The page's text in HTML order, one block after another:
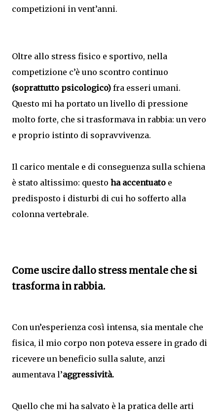
competizioni in vent’anni.
Oltre allo stress fisico e sportivo, nella
competizione c’è uno scontro continuo
(soprattutto psicologico) fra esseri umani.
Questo mi ha portato un livello di pressione
molto forte, che si trasformava in rabbia: un vero
e proprio istinto di sopravvivenza.
Il carico mentale e di conseguenza sulla schiena
è stato altissimo: questo ha accentuato e
predisposto i disturbi di cui ho sofferto alla
colonna vertebrale.
Come uscire dallo stress mentale che si
trasforma in rabbia.
Con un’esperienza così intensa, sia mentale che
fisica, il mio corpo non poteva essere in grado di
ricevere un beneficio sulla salute, anzi
aumentava l’aggressività.
Quello che mi ha salvato è la pratica delle arti